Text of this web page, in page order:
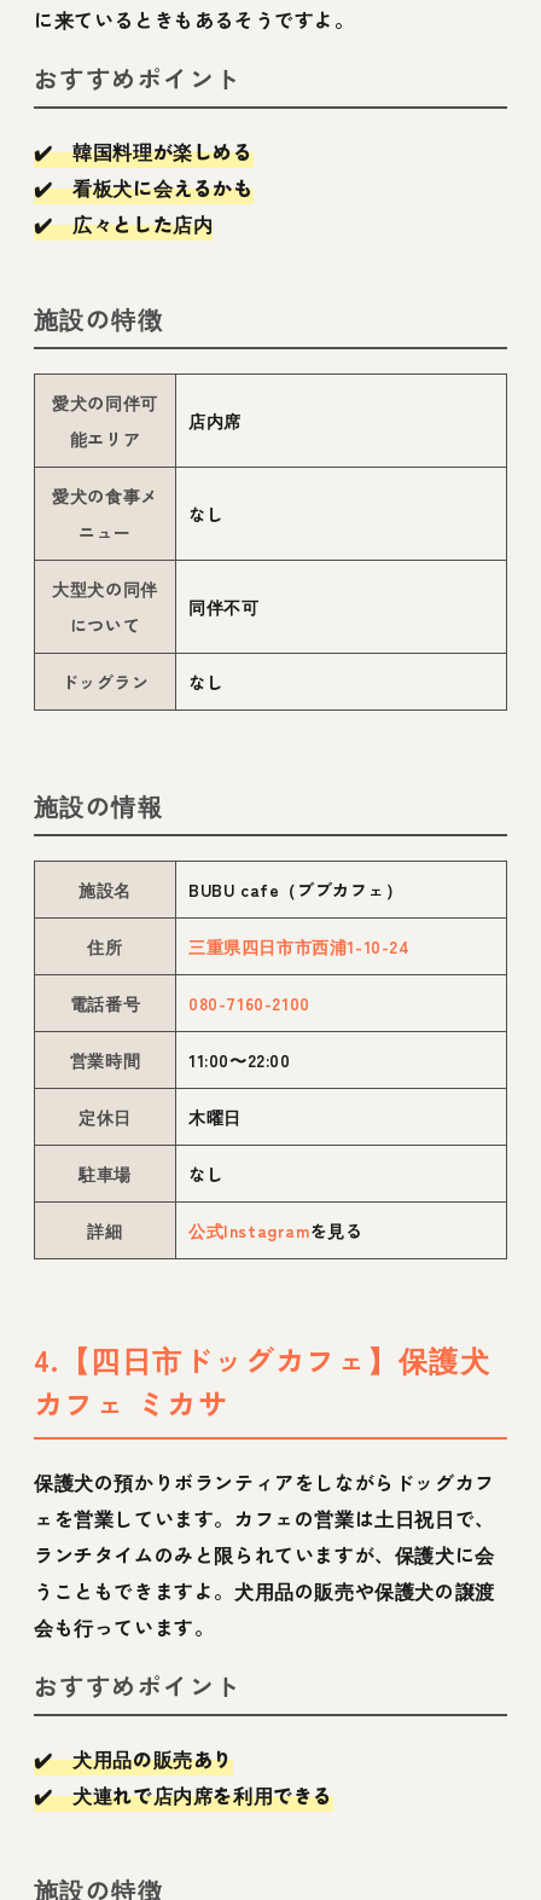
に来ているときもあるそうですよ。
おすすめポイント
✔️ 韓国料理が楽しめる
✔️ 看板犬に会えるかも
✔️ 広々とした店内
施設の特徴
愛犬の同伴可
能エリア
店内席
愛犬の食事メ
ニュー
なし
大型犬の同伴
について
同伴不可
ドッグラン なし
施設の情報
施設名 BUBU cafe（ブブカフェ）
住所 三重県四日市市西浦1-10-24
電話番号 080-7160-2100
営業時間 11:00〜22:00
定休日 木曜日
駐車場 なし
詳細 公式Instagramを見る
4.【四日市ドッグカフェ】保護犬
カフェ ミカサ
保護犬の預かりボランティアをしながらドッグカフ
ェを営業しています。カフェの営業は土日祝日で、
ランチタイムのみと限られていますが、保護犬に会
うこともできますよ。犬用品の販売や保護犬の譲渡
会も行っています。
おすすめポイント
✔️ 犬用品の販売あり
✔️ 犬連れで店内席を利用できる
施設の特徴